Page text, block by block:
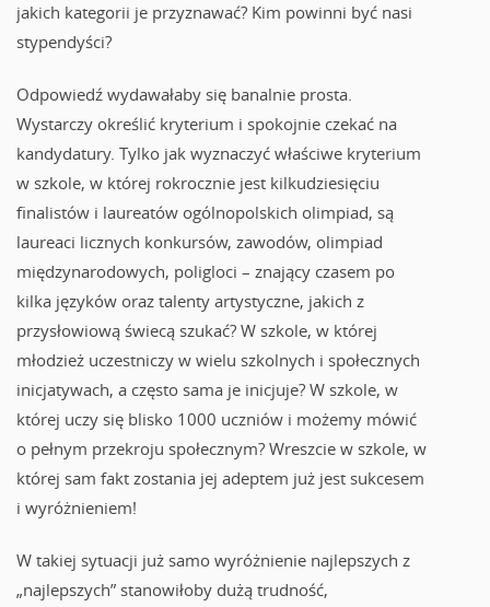
jakich kategorii je przyznawać? Kim powinni być nasi
stypendyści?
Odpowiedź wydawałaby się banalnie prosta.
Wystarczy określić kryterium i spokojnie czekać na
kandydatury. Tylko jak wyznaczyć właściwe kryterium
w szkole, w której rokrocznie jest kilkudziesięciu
finalistów i laureatów ogólnopolskich olimpiad, są
laureaci licznych konkursów, zawodów, olimpiad
międzynarodowych, poligloci – znający czasem po
kilka języków oraz talenty artystyczne, jakich z
przysłowiową świecą szukać? W szkole, w której
młodzież uczestniczy w wielu szkolnych i społecznych
inicjatywach, a często sama je inicjuje? W szkole, w
której uczy się blisko 1000 uczniów i możemy mówić
o pełnym przekroju społecznym? Wreszcie w szkole, w
której sam fakt zostania jej adeptem już jest sukcesem
i wyróżnieniem!
W takiej sytuacji już samo wyróżnienie najlepszych z
„najlepszych” stanowiłoby dużą trudność,